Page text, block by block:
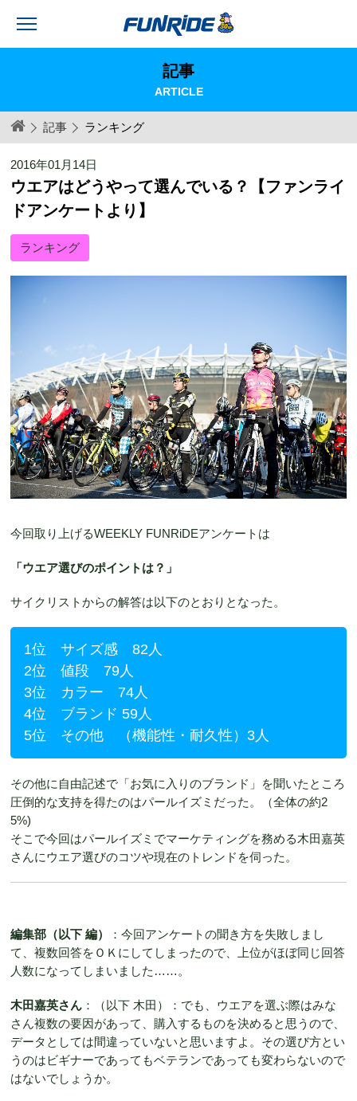
記事
ARTICLE
記事 ランキング
2016年01月14日
ウエアはどうやって選んでいる？【ファンライ
ドアンケートより】
ランキング
今回取り上げるWEEKLY FUNRiDEアンケートは
「ウエア選びのポイントは？」
サイクリストからの解答は以下のとおりとなった。
1位 サイズ感 82人
2位 値段 79人
3位 カラー 74人
4位 ブランド 59人
5位 その他 （機能性・耐久性）3人
その他に自由記述で「お気に入りのブランド」を聞いたところ
圧倒的な支持を得たのはパールイズミだった。（全体の約2
5%)
そこで今回はパールイズミでマーケティングを務める木田嘉英
さんにウエア選びのコツや現在のトレンドを伺った。
編集部（以下 編）
：今回アンケートの聞き方を失敗しまし
て、複数回答をＯＫにしてしまったので、上位がほぼ同じ回答
人数になってしまいました……。
木田嘉英さん ：（以下 木田）：でも、ウエアを選ぶ際はみな
さん複数の要因があって、購入するものを決めると思うので、
データとしては間違っていないと思いますよ。その選び方とい
うのはビギナーであってもベテランであっても変わらないので
はないでしょうか。